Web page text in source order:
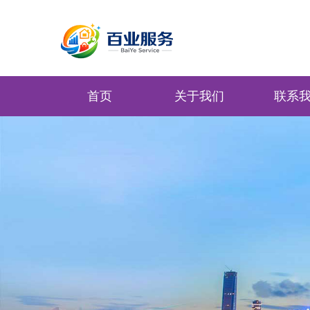
首页 关于我们 联系